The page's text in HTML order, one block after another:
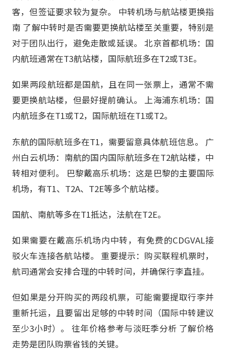
客，但签证要求较为复杂。 中转机场与航站楼更换指
南 了解中转时是否需要更换航站楼至关重要，特别是
对于团队出行，避免走散或延误。 北京首都机场：国
内航班通常在T3航站楼，国际航班多在T2或T3E。
如果两段航班都是国航，且在同一张票上，通常不需
要更换航站楼，但最好提前确认。 上海浦东机场：国
内航班多在T1或T2，国际航班在T1或T2。
东航的国际航班多在T1，需要留意具体航班信息。 广
州白云机场：南航的国内国际航班多在T2航站楼，中
转相对便利。 巴黎戴高乐机场：这是巴黎的主要国际
机场，有T1、T2A、T2E等多个航站楼。
国航、南航等多在T1抵达，法航在T2E。
如果需要在戴高乐机场内中转，有免费的CDGVAL接
驳火车连接各航站楼。 重要提示：购买联程机票时，
航司通常会安排合理的中转时间，并确保行李直挂。
但如果是分开购买的两段机票，可能需要提取行李并
重新托运，且要留出足够的中转时间（国际中转建议
至少3小时）。 往年价格参考与淡旺季分析 了解价格
走势是团队购票省钱的关键。